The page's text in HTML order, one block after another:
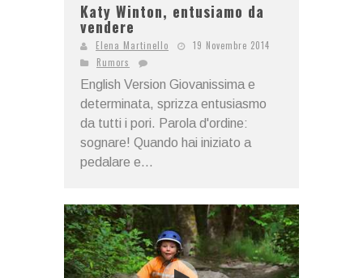
Katy Winton, entusiamo da
vendere
Elena Martinello
19 Novembre 2014
Rumors
English Version Giovanissima e
determinata, sprizza entusiasmo
da tutti i pori. Parola d'ordine:
sognare! Quando hai iniziato a
pedalare e...